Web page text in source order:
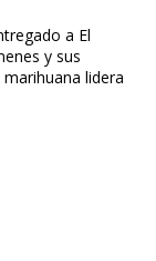
a El
y sus
lidera